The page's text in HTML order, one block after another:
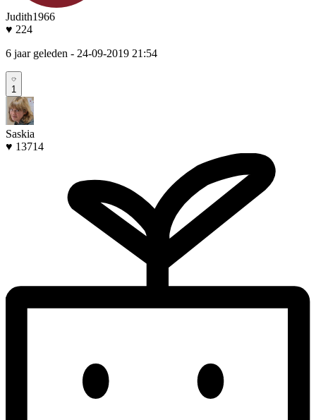
Judith1966
♥ 224
6 jaar geleden - 24-09-2019 21:54
1
Saskia
♥ 13714